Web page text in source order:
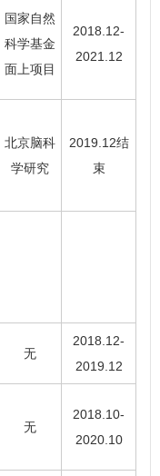
国家自然
科学基金
面上项目
2018.12-
2021.12
北京脑科
学研究
2019.12结
束
无
2018.12-
2019.12
无
2018.10-
2020.10